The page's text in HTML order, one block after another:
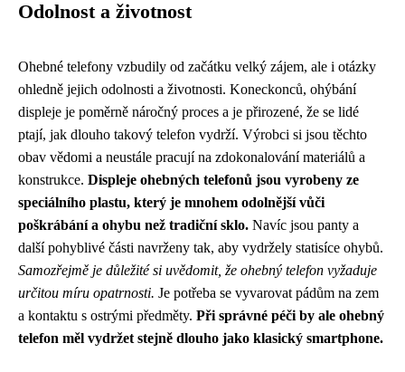
Odolnost a životnost
Ohebné telefony vzbudily od začátku velký zájem, ale i otázky
ohledně jejich odolnosti a životnosti. Koneckonců, ohýbání
displeje je poměrně náročný proces a je přirozené, že se lidé
ptají, jak dlouho takový telefon vydrží. Výrobci si jsou těchto
obav vědomi a neustále pracují na zdokonalování materiálů a
konstrukce. Displeje ohebných telefonů jsou vyrobeny ze
speciálního plastu, který je mnohem odolnější vůči
poškrábání a ohybu než tradiční sklo. Navíc jsou panty a
další pohyblivé části navrženy tak, aby vydržely statisíce ohybů.
Samozřejmě je důležité si uvědomit, že ohebný telefon vyžaduje
určitou míru opatrnosti. Je potřeba se vyvarovat pádům na zem
a kontaktu s ostrými předměty. Při správné péči by ale ohebný
telefon měl vydržet stejně dlouho jako klasický smartphone.